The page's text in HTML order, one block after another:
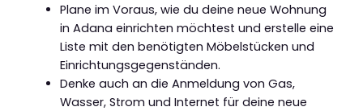
Plane im Voraus, wie du deine neue Wohnung
in Adana einrichten möchtest und erstelle eine
Liste mit den benötigten Möbelstücken und
Einrichtungsgegenständen.
Denke auch an die Anmeldung von Gas,
Wasser, Strom und Internet für deine neue